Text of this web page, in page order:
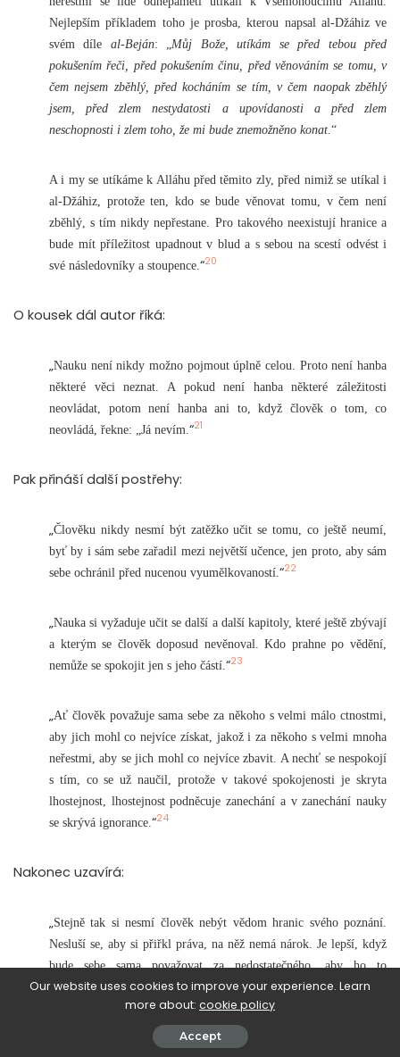
Nejlepším příkladem toho je prosba, kterou napsal al-Džáhiz ve
svém díle al-Beján: „ Můj Bože, utíkám se před tebou před
pokušením řeči, před pokušením činu, před věnováním se tomu, v
čem nejsem zběhlý, před kocháním se tím, v čem naopak zběhlý
jsem, před zlem nestydatosti a upovídanosti a před zlem
neschopnosti i zlem toho, že mi bude znemožněno konat. “
A i my se utíkáme k Alláhu před těmito zly, před nimiž se utíkal i
al-Džáhiz, protože ten, kdo se bude věnovat tomu, v čem není
zběhlý, s tím nikdy nepřestane. Pro takového neexistují hranice a
bude mít příležitost upadnout v blud a s sebou na scestí odvést i
své následovníky a stoupence. “20
O kousek dál autor říká:
„Nauku není nikdy možno pojmout úplně celou. Proto není hanba
některé věci neznat. A pokud není hanba některé záležitosti
neovládat, potom není hanba ani to, když člověk o tom, co
neovládá, řekne: „Já nevím. “21
Pak přináší další postřehy:
„Člověku nikdy nesmí být zatěžko učit se tomu, co ještě neumí,
byť by i sám sebe zařadil mezi největší učence, jen proto, aby sám
sebe ochránil před nucenou vyumělkovaností. “22
„Nauka si vyžaduje učit se další a další kapitoly, které ještě zbývají
a kterým se člověk doposud nevěnoval. Kdo prahne po vědění,
nemůže se spokojit jen s jeho částí. “23
„Ať člověk považuje sama sebe za někoho s velmi málo ctnostmi,
aby jich mohl co nejvíce získat, jakož i za někoho s velmi mnoha
neřestmi, aby se jich mohl co nejvíce zbavit. A nechť se nespokojí
s tím, co se už naučil, protože v takové spokojenosti je skryta
lhostejnost, lhostejnost podněcuje zanechání a v zanechání nauky
se skrývá ignorance. “24
Nakonec uzavírá:
„Stejně tak si nesmí člověk nebýt vědom hranic svého poznání.
Nesluší se, aby si přiřkl práva, na něž nemá nárok. Je lepší, když
bude sebe sama považovat za nedostatečného, aby ho to
motivovalo k dalšímu studiu, nežli za znalého, aby ho to
ukolébalo a neučil se dál to, co ještě neumí. To proto, že ten, kdo
nemá tušení o vlastní situaci, ještě méně rozumí situaci jiných
Our website uses cookies to improve your experience. Learn
more about: cookie policy
Accept